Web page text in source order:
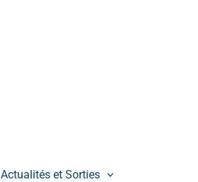
Actualités et Sorties